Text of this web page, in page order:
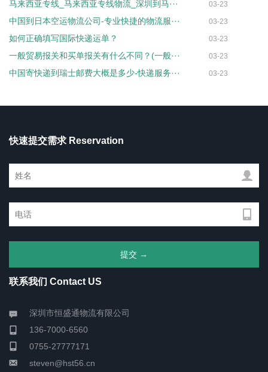
马来西亚专线_马来西亚专线物流_深圳到马··· 03-23
中国到日本空运物流公司-专业快捷的物流服··· 03-23
如何正确填写国际快递运单？ 03-23
一般贸易报关和买单报关有什么不同？(一般··· 03-23
中国寄快递到瑞士邮费大概是多少-快递服务··· 03-23
快速提交需求 Reservation
联系我们 Contact US
深圳市恒盛通物流有限公司
136-7000-6560
0755-27777171
steven@hst56.cn